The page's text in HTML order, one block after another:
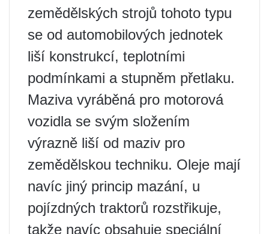
zemědělských strojů tohoto typu
se od automobilových jednotek
liší konstrukcí, teplotními
podmínkami a stupněm přetlaku.
Maziva vyráběná pro motorová
vozidla se svým složením
výrazně liší od maziv pro
zemědělskou techniku. Oleje mají
navíc jiný princip mazání, u
pojízdných traktorů rozstřikuje,
takže navíc obsahuje speciální